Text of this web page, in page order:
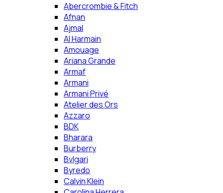
Abercrombie & Fitch
Afnan
Ajmal
Al Harmain
Amouage
Ariana Grande
Armaf
Armani
Armani Privé
Atelier des Ors
Azzaro
BDK
Bharara
Burberry
Bvlgari
Byredo
Calvin Klein